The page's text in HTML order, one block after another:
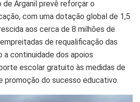
de Arganil prevê reforçar o
com uma dotação global de 1,5
aos cerca de 8 milhões de
de requalificação das
a continuidade dos apoios
escolar gratuito às medidas de
promoção do sucesso educativo.